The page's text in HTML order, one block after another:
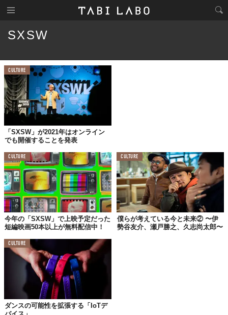
SXSW
CULTURE
「SXSW」が2021年はオンライン
でも開催することを発表
CULTURE
今年の「SXSW」で上映予定だった
短編映画50本以上が無料配信中！
CULTURE
僕らが考えている今と未来② 〜伊
勢谷友介、瀬戸勝之、久志尚太郎〜
CULTURE
ダンスの可能性を拡張する「IoTデ